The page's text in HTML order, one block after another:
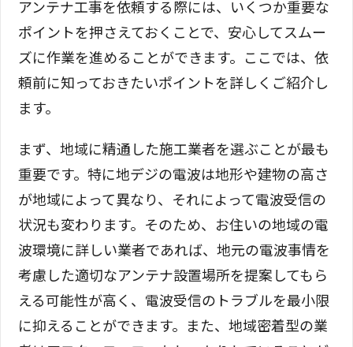
アンテナ工事を依頼する際には、いくつか重要な
ポイントを押さえておくことで、安心してスムー
ズに作業を進めることができます。ここでは、依
頼前に知っておきたいポイントを詳しくご紹介し
ます。
まず、地域に精通した施工業者を選ぶことが最も
重要です。特に地デジの電波は地形や建物の高さ
が地域によって異なり、それによって電波受信の
状況も変わります。そのため、お住いの地域の電
波環境に詳しい業者であれば、地元の電波事情を
考慮した適切なアンテナ設置場所を提案してもら
える可能性が高く、電波受信のトラブルを最小限
に抑えることができます。また、地域密着型の業